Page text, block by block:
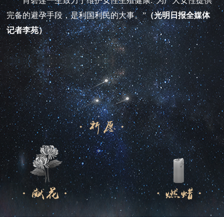
完备的避孕手段，是利国利民的大事。” （光明日报全媒体
记者李苑）